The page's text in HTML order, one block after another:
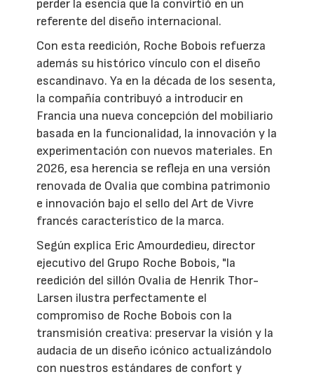
perder la esencia que la convirtió en un
referente del diseño internacional.
Con esta reedición, Roche Bobois refuerza
además su histórico vínculo con el diseño
escandinavo. Ya en la década de los sesenta,
la compañía contribuyó a introducir en
Francia una nueva concepción del mobiliario
basada en la funcionalidad, la innovación y la
experimentación con nuevos materiales. En
2026, esa herencia se refleja en una versión
renovada de Ovalia que combina patrimonio
e innovación bajo el sello del Art de Vivre
francés característico de la marca.
Según explica Eric Amourdedieu, director
ejecutivo del Grupo Roche Bobois, "la
reedición del sillón Ovalia de Henrik Thor-
Larsen ilustra perfectamente el
compromiso de Roche Bobois con la
transmisión creativa: preservar la visión y la
audacia de un diseño icónico actualizándolo
con nuestros estándares de confort y